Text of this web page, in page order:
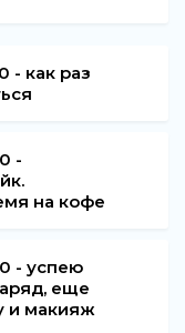
- как раз
-
на кофе
- успею
еще
и макияж